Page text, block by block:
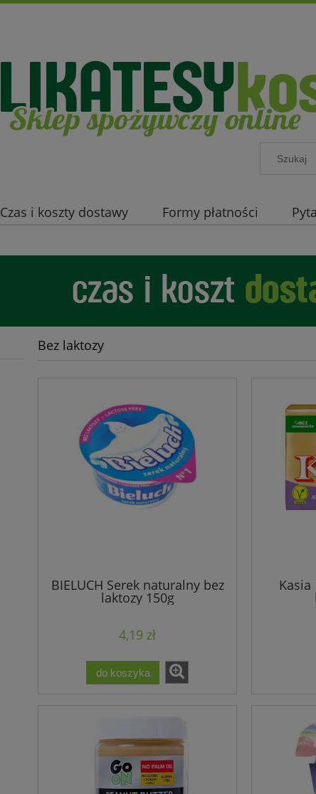
Czas i koszty dostawy Formy płatności
Bez laktozy
BIELUCH Serek naturalny bez
laktozy 150g
4,19 zł
do koszyka
Kasia